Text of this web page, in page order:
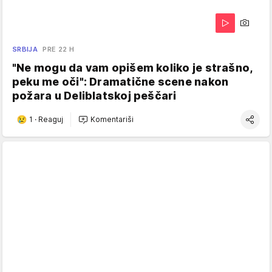
SRBIJA PRE 22 H
"Ne mogu da vam opišem koliko je strašno,
peku me oči": Dramatične scene nakon
požara u Deliblatskoj peščari
1 · Reaguj Komentariši